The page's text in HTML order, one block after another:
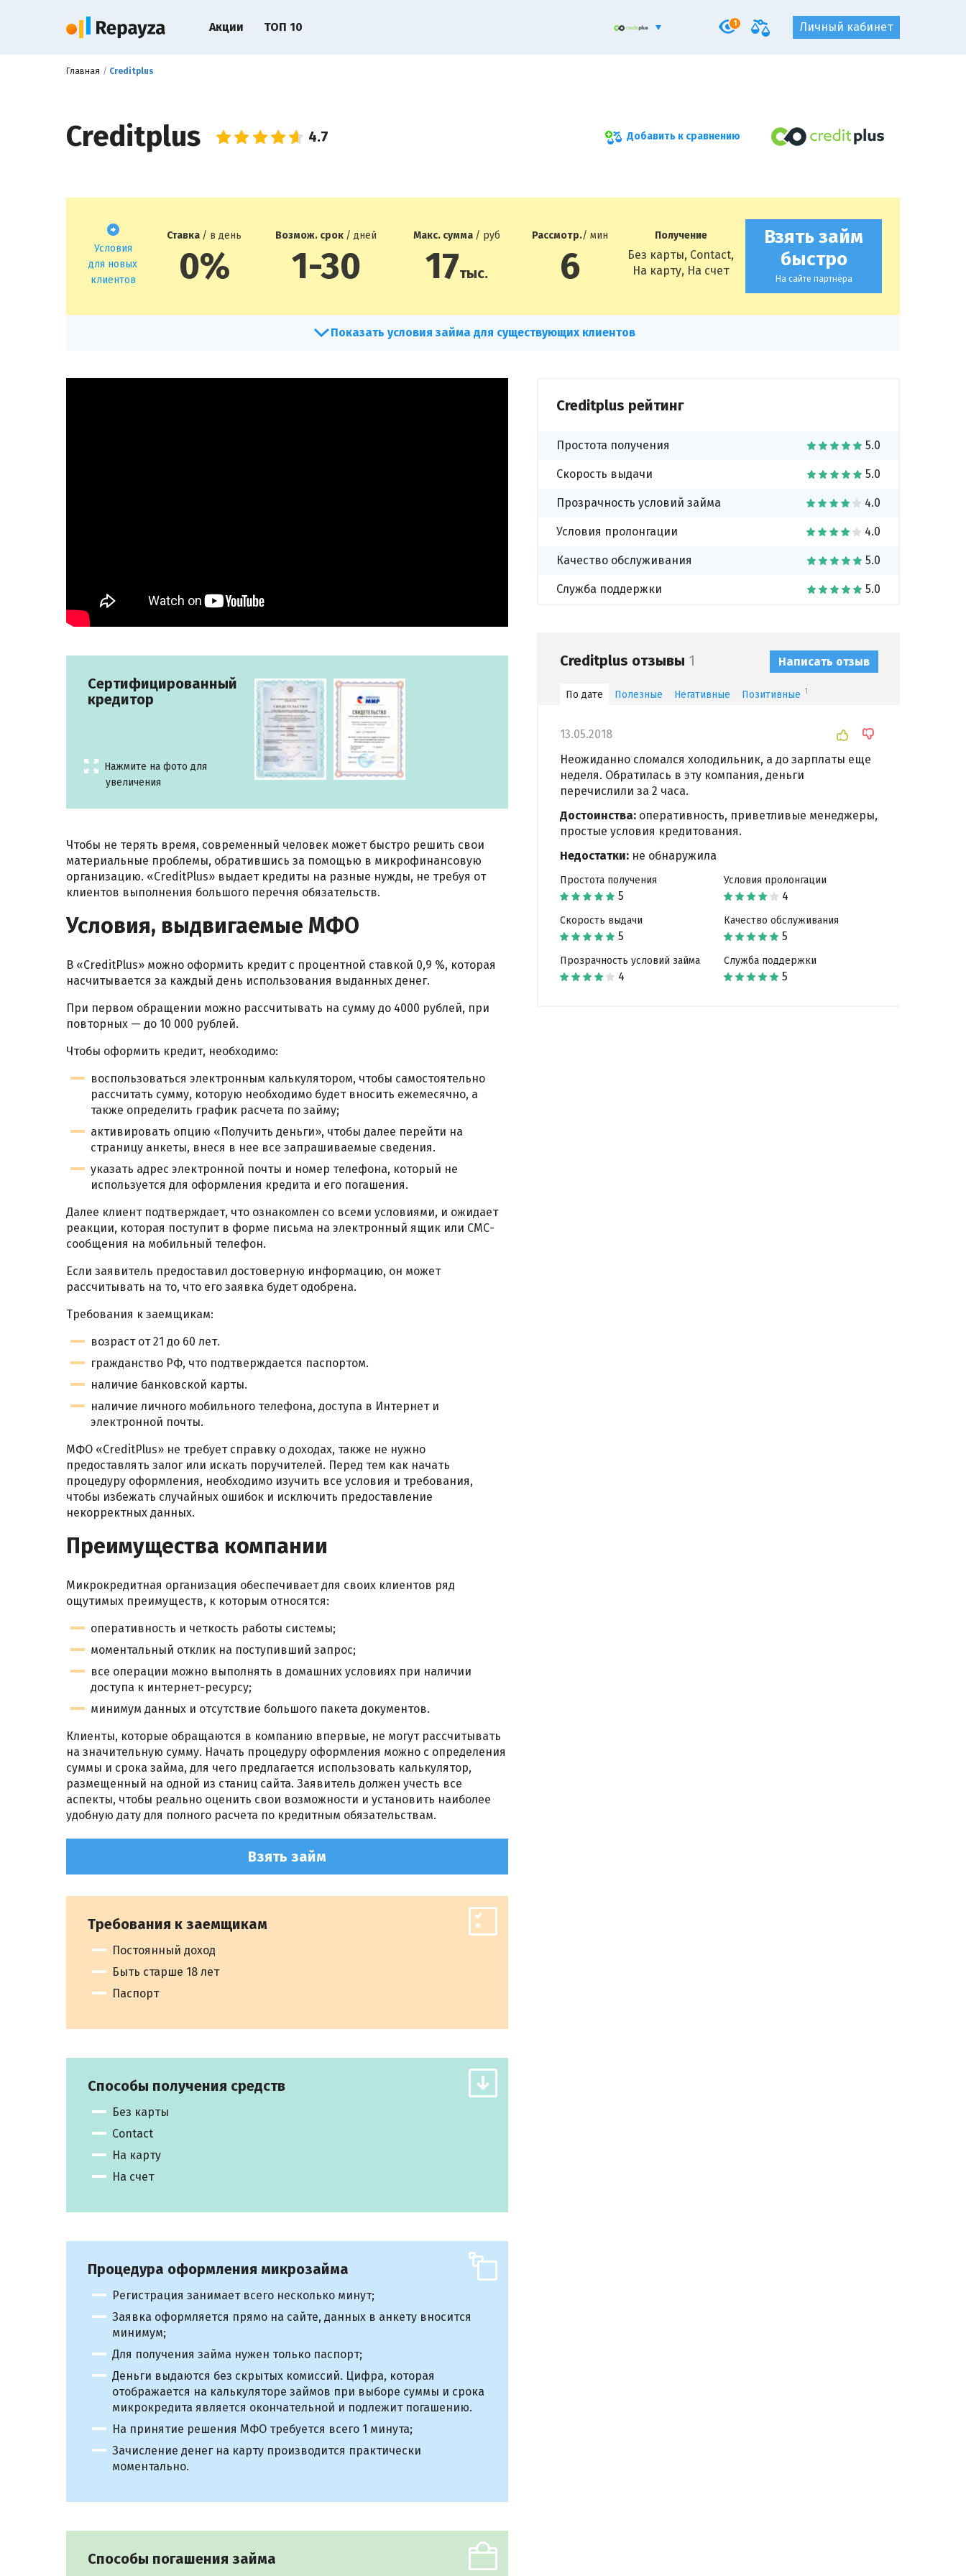
Главная Creditplus
Creditplus Добавить к сравнению
Условия
для новых
клиентов
Ставка / в день
0%
Возмож. срок / дней
1-30
Макс. сумма / руб
17тыс.
Рассмотр./ мин
6
Получение
Без карты, Contact,
На карту, На счет
Взять займ
быстро
На сайте партнёра
условия займа для существующих клиентов
Сертифицированный
кредитор
Нажмите на фото для
увеличения
Чтобы не терять время, современный человек может быстро решить свои
материальные проблемы, обратившись за помощью в микрофинансовую
организацию. «CreditPlus» выдает кредиты на разные нужды, не требуя от
клиентов выполнения большого перечня обязательств.
Условия, выдвигаемые МФО
В «CreditPlus» можно оформить кредит с процентной ставкой 0,9 %, которая
насчитывается за каждый день использования выданных денег.
При первом обращении можно рассчитывать на сумму до 4000 рублей, при
повторных — до 10 000 рублей.
Чтобы оформить кредит, необходимо:
воспользоваться электронным калькулятором, чтобы самостоятельно
рассчитать сумму, которую необходимо будет вносить ежемесячно, а
также определить график расчета по займу;
активировать опцию «Получить деньги», чтобы далее перейти на
страницу анкеты, внеся в нее все запрашиваемые сведения.
указать адрес электронной почты и номер телефона, который не
используется для оформления кредита и его погашения.
Далее клиент подтверждает, что ознакомлен со всеми условиями, и ожидает
реакции, которая поступит в форме письма на электронный ящик или СМС-
сообщения на мобильный телефон.
Если заявитель предоставил достоверную информацию, он может
рассчитывать на то, что его заявка будет одобрена.
Требования к заемщикам:
возраст от 21 до 60 лет.
гражданство РФ, что подтверждается паспортом.
наличие банковской карты.
наличие личного мобильного телефона, доступа в Интернет и
электронной почты.
МФО «CreditPlus» не требует справку о доходах, также не нужно
предоставлять залог или искать поручителей. Перед тем как начать
процедуру оформления, необходимо изучить все условия и требования,
чтобы избежать случайных ошибок и исключить предоставление
некорректных данных.
Преимущества компании
Микрокредитная организация обеспечивает для своих клиентов ряд
ощутимых преимуществ, к которым относятся:
оперативность и четкость работы системы;
моментальный отклик на поступивший запрос;
все операции можно выполнять в домашних условиях при наличии
доступа к интернет-ресурсу;
минимум данных и отсутствие большого пакета документов.
Клиенты, которые обращаются в компанию впервые, не могут рассчитывать
на значительную сумму. Начать процедуру оформления можно с определения
суммы и срока займа, для чего предлагается использовать калькулятор,
размещенный на одной из станиц сайта. Заявитель должен учесть все
аспекты, чтобы реально оценить свои возможности и установить наиболее
удобную дату для полного расчета по кредитным обязательствам.
Взять займ
Требования к заемщикам
Постоянный доход
Быть старше 18 лет
Паспорт
Способы получения средств
Без карты
Contact
На карту
На счет
Процедура оформления микрозайма
Регистрация занимает всего несколько минут;
Заявка оформляется прямо на сайте, данных в анкету вносится
минимум;
Для получения займа нужен только паспорт;
Деньги выдаются без скрытых комиссий. Цифра, которая
отображается на калькуляторе займов при выборе суммы и срока
микрокредита является окончательной и подлежит погашению.
На принятие решения МФО требуется всего 1 минута;
Зачисление денег на карту производится практически
моментально.
Способы погашения займа
Creditplus рейтинг
Простота получения
Скорость выдачи
Прозрачность условий займа
Условия пролонгации
Качество обслуживания
Служба поддержки
Creditplus отзывы 1 Написать отзыв
По дате Полезные Негативные Позитивные 1
13.05.2018
Неожиданно сломался холодильник, а до зарплаты еще
неделя. Обратилась в эту компания, деньги
перечислили за 2 часа.
Достоинства: оперативность, приветливые менеджеры,
простые условия кредитования.
Недостатки: не обнаружила
Простота получения
Скорость выдачи
Прозрачность условий займа
Условия пролонгации
Качество обслуживания
Служба поддержки
Личный кабинет
Акции ТОП 10 1